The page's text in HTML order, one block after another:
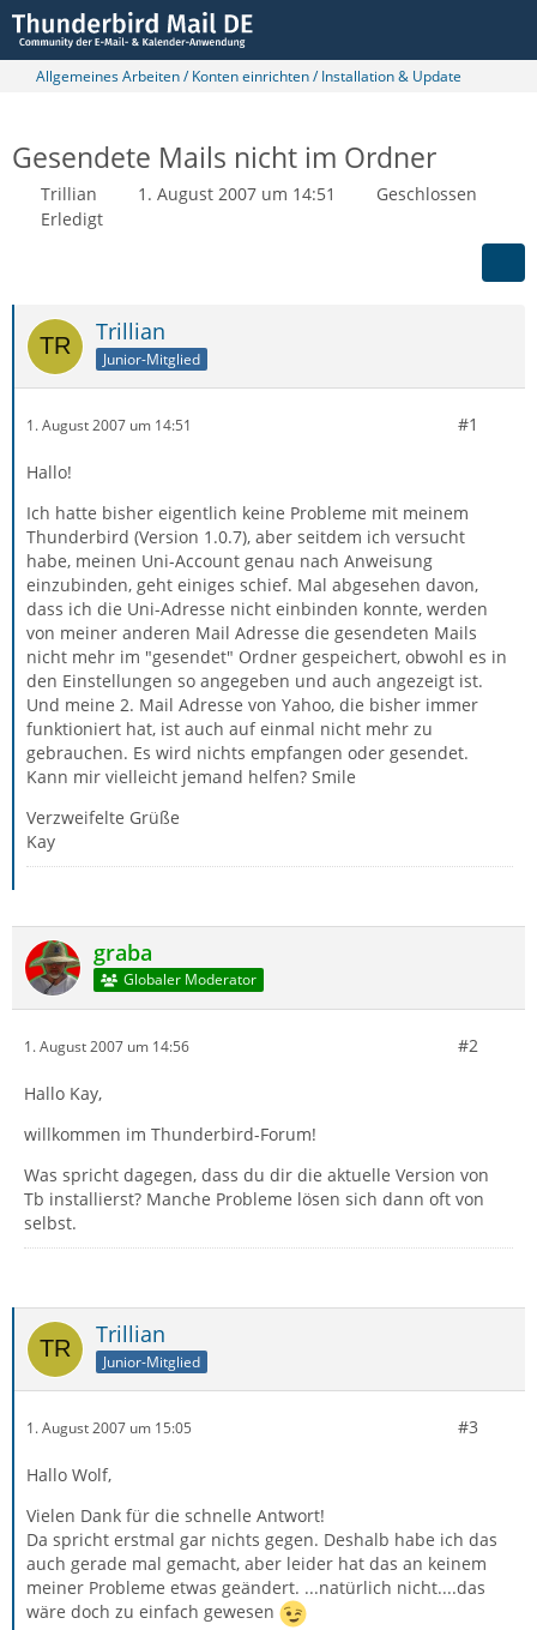
Allgemeines Arbeiten / Konten einrichten / Installation & Update
Gesendete Mails nicht im Ordner
Trillian 1. August 2007 um 14:51
Geschlossen
Erledigt
Trillian
Junior-Mitglied
1. August 2007 um 14:51 #1
Hallo!
Ich hatte bisher eigentlich keine Probleme mit meinem
Thunderbird (Version 1.0.7), aber seitdem ich versucht
habe, meinen Uni-Account genau nach Anweisung
einzubinden, geht einiges schief. Mal abgesehen davon,
dass ich die Uni-Adresse nicht einbinden konnte, werden
von meiner anderen Mail Adresse die gesendeten Mails
nicht mehr im "gesendet" Ordner gespeichert, obwohl es in
den Einstellungen so angegeben und auch angezeigt ist.
Und meine 2. Mail Adresse von Yahoo, die bisher immer
funktioniert hat, ist auch auf einmal nicht mehr zu
gebrauchen. Es wird nichts empfangen oder gesendet.
Kann mir vielleicht jemand helfen? Smile
Verzweifelte Grüße
Kay
graba
Globaler Moderator
1. August 2007 um 14:56 #2
Hallo Kay,
willkommen im Thunderbird-Forum!
Was spricht dagegen, dass du dir die aktuelle Version von
Tb installierst? Manche Probleme lösen sich dann oft von
selbst.
Trillian
Junior-Mitglied
1. August 2007 um 15:05 #3
Hallo Wolf,
Vielen Dank für die schnelle Antwort!
Da spricht erstmal gar nichts gegen. Deshalb habe ich das
auch gerade mal gemacht, aber leider hat das an keinem
meiner Probleme etwas geändert. ...natürlich nicht....das
wäre doch zu einfach gewesen